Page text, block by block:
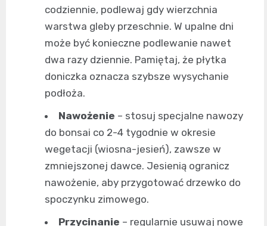
codziennie, podlewaj gdy wierzchnia
warstwa gleby przeschnie. W upalne dni
może być konieczne podlewanie nawet
dwa razy dziennie. Pamiętaj, że płytka
doniczka oznacza szybsze wysychanie
podłoża.
Nawożenie – stosuj specjalne nawozy
do bonsai co 2-4 tygodnie w okresie
wegetacji (wiosna-jesień), zawsze w
zmniejszonej dawce. Jesienią ogranicz
nawożenie, aby przygotować drzewko do
spoczynku zimowego.
Przycinanie – regularnie usuwaj nowe